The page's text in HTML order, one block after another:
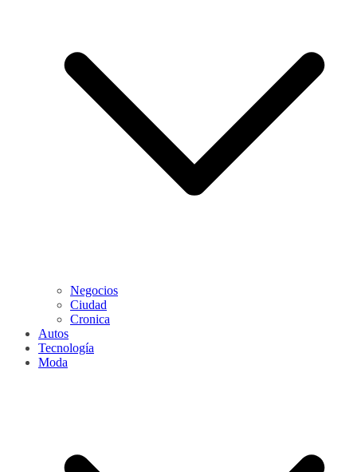
Negocios
Ciudad
Cronica
Autos
Tecnología
Moda